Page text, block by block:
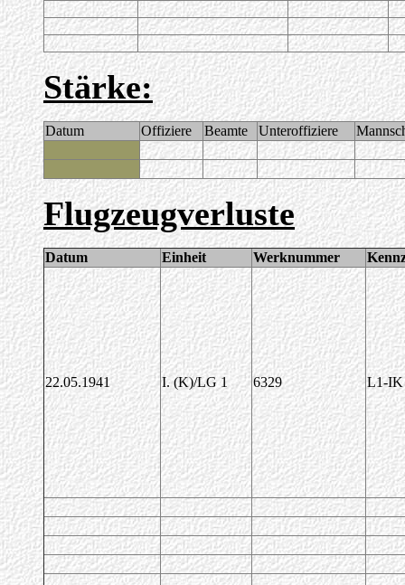
Stärke:
Datum Offiziere Beamte Unteroffiziere
Flugzeugverluste
Datum Einheit Werknummer
22.05.1941 I. (K)/LG 1 6329 L1-IK